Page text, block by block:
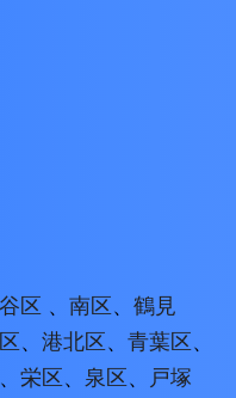
区 、 南区、 鶴見
、 港北区、 青葉区、
、 栄区、 泉区、
戸塚